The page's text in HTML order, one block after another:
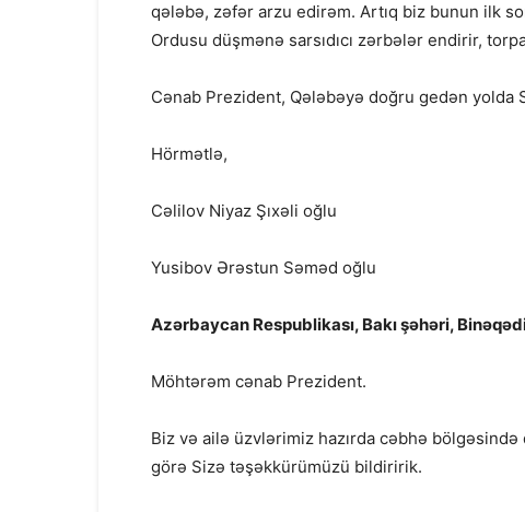
qələbə, zəfər arzu edirəm. Artıq biz bunun ilk
Ordusu düşmənə sarsıdıcı zərbələr endirir,
Cənab Prezident, Qələbəyə doğru gedən yolda
Hörmətlə,
Cəlilov Niyaz Şıxəli oğlu
Yusibov Ərəstun Səməd oğlu
Azərbaycan Respublikası, Bakı şəhəri,
Möhtərəm cənab Prezident.
Biz və ailə üzvlərimiz hazırda cəbhə bölgəsində
görə Sizə təşəkkürümüzü bildiririk.